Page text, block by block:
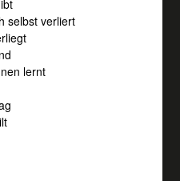
selbst verliert
lernt